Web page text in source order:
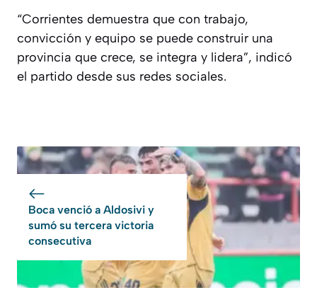
“Corrientes demuestra que con trabajo,
convicción y equipo se puede construir una
provincia que crece, se integra y lidera”, indicó
el partido desde sus redes sociales.
Boca venció a Aldosivi y
sumó su tercera victoria
consecutiva